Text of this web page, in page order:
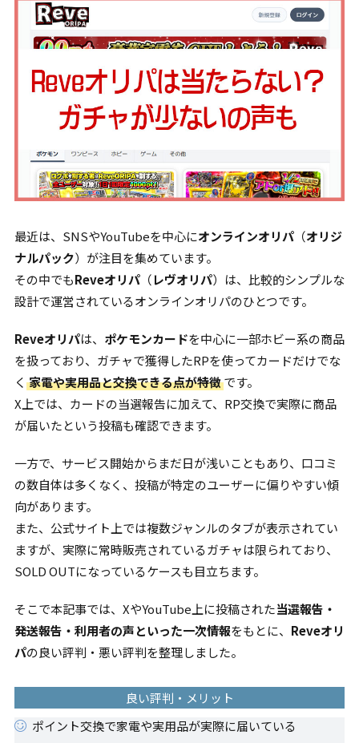
最近は、SNSやYouTubeを中心にオンラインオリパ（オリジ
ナルパック）が注目を集めています。
その中でもReveオリパ（レヴオリパ）は、比較的シンプルな
設計で運営されているオンラインオリパのひとつです。
Reveオリパは、 ポケモンカードを中心に一部ホビー系の商品
を扱っており、ガチャで獲得したRPを使ってカードだけでな
く 家電や実用品と交換できる点が特徴です。
X上では、カードの当選報告に加えて、RP交換で実際に商品
が届いたという投稿も確認できます。
一方で、サービス開始からまだ日が浅いこともあり、口コミ
の数自体は多くなく、投稿が特定のユーザーに偏りやすい傾
向があります。
また、公式サイト上では複数ジャンルのタブが表示されてい
ますが、実際に常時販売されているガチャは限られており、
SOLD OUTになっているケースも目立ちます。
そこで本記事では、XやYouTube上に投稿された当選報告・
発送報告・利用者の声といった一次情報をもとに、 Reveオリ
パの良い評判・悪い評判を整理しました。
良い評判・メリット
ポイント交換で家電や実用品が実際に届いている